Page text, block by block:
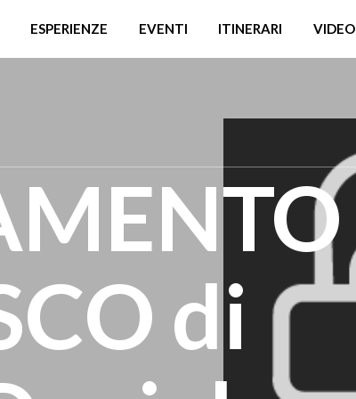
ESPERIENZE EVENTI ITINERARI VIDEO
di